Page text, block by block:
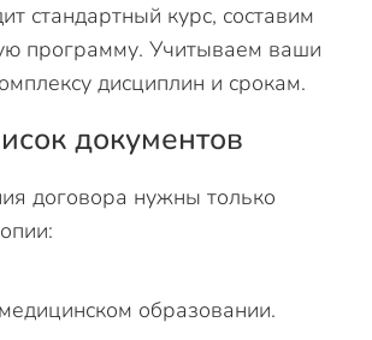
стандартный курс, составим
программу. Учитываем ваши
дисциплин и срокам.
документов
договора нужны только
образовании.